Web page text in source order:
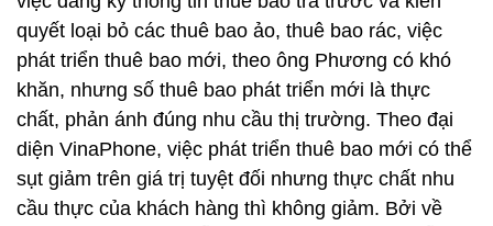
quyết loại bỏ các thuê bao ảo, thuê bao rác, việc
phát triển thuê bao mới, theo ông Phương có khó
khăn, nhưng số thuê bao phát triển mới là thực
chất, phản ánh đúng nhu cầu thị trường. Theo đại
diện VinaPhone, việc phát triển thuê bao mới có thể
sụt giảm trên giá trị tuyệt đối nhưng thực chất nhu
cầu thực của khách hàng thì không giảm. Bởi về